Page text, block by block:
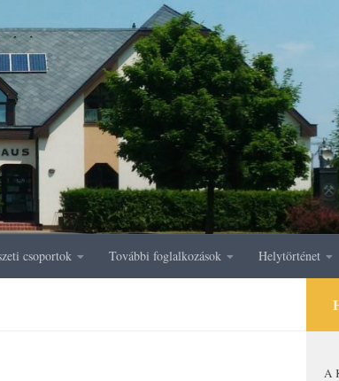
csoportok További foglalkozások Helytörténet
A